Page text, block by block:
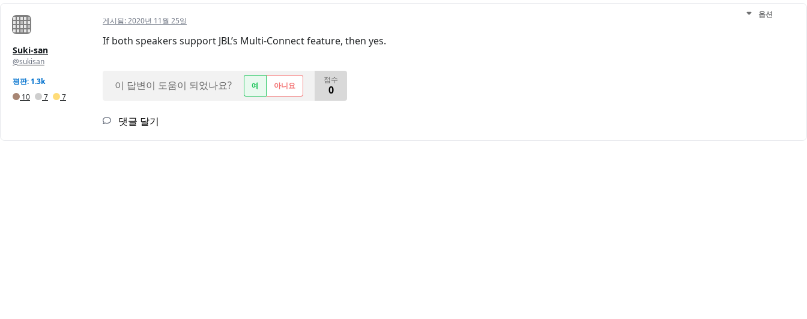
Suki-san
@sukisan
평판: 1.3k
10
7 7
게시됨:2020년 11월 25일
옵션
If both speakers support JBL’s Multi-Connect feature, then yes.
이 답변이 도움이 되었나요? 예 아니요
점수
0
댓글 달기